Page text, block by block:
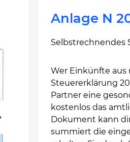
Anlage N
Selbstrechnendes
Wer Einkünfte
Steuererklärung
Partner eine
kostenlos das
Dokument kann
summiert die